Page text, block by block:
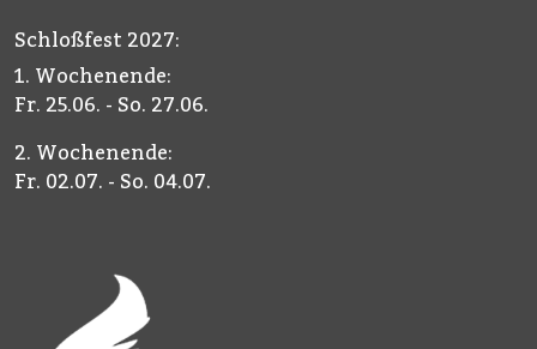
Schloßfest 2027:
1. Wochenende:
Fr. 25.06. - So. 27.06.
2. Wochenende:
Fr. 02.07. - So. 04.07.